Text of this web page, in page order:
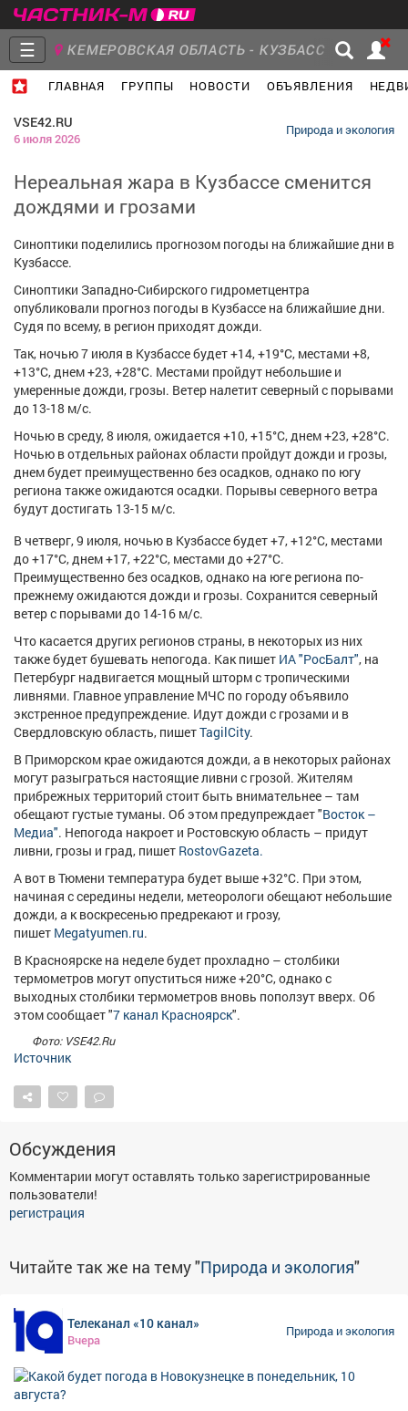
☰ КЕМЕРОВСКАЯ ОБЛАСТЬ - КУЗБАСС
ГЛАВНАЯ ГРУППЫ НОВОСТИ ОБЪЯВЛЕНИЯ
Объявления Недвижимость
Работа Транспорт Компании
Афиша
Товары
ТВ программа
VSE42.RU
6 июля 2026
Природа и экология
Нереальная жара в Кузбассе сменится
дождями и грозами
Синоптики поделились прогнозом погоды на ближайшие дни в
Кузбассе.
Синоптики Западно-Сибирского гидрометцентра
опубликовали прогноз погоды в Кузбассе на ближайшие дни.
Судя по всему, в регион приходят дожди.
Так, ночью 7 июля в Кузбассе будет +14, +19°С, местами +8,
+13°С, днем +23, +28°С. Местами пройдут небольшие и
умеренные дожди, грозы. Ветер налетит северный с порывами
до 13-18 м/с.
Ночью в среду, 8 июля, ожидается +10, +15°С, днем +23, +28°С.
Ночью в отдельных районах области пройдут дожди и грозы,
днем будет преимущественно без осадков, однако по югу
региона также ожидаются осадки. Порывы северного ветра
будут достигать 13-15 м/с.
В четверг, 9 июля, ночью в Кузбассе будет +7, +12°С, местами
до +17°С, днем +17, +22°С, местами до +27°С.
Преимущественно без осадков, однако на юге региона по-
прежнему ожидаются дожди и грозы. Сохранится северный
ветер с порывами до 14-16 м/с.
Что касается других регионов страны, в некоторых из них
также будет бушевать непогода. Как пишет ИА "РосБалт", на
Петербург надвигается мощный шторм с тропическими
ливнями. Главное управление МЧС по городу объявило
экстренное предупреждение. Идут дожди с грозами и в
Свердловскую область, пишетTagilCity.
В Приморском крае ожидаются дожди, а в некоторых районах
могут разыграться настоящие ливни с грозой. Жителям
прибрежных территорий стоит быть внимательнее – там
обещают густые туманы. Об этом предупреждает "Восток –
Медиа". Непогода накроет и Ростовскую область – придут
ливни, грозы и град, пишет RostovGazeta.
А вот в Тюмени температура будет выше +32°С. При этом,
начиная с середины недели, метеорологи обещают небольшие
дожди, а к воскресенью предрекают и грозу,
пишет Megatyumen.ru.
В Красноярске на неделе будет прохладно – столбики
термометров могут опуститься ниже +20°С, однако с
выходных столбики термометров вновь поползут вверх. Об
этом сообщает "7 канал Красноярск".
Фото: VSE42.Ru
Источник
Обсуждения
Комментарии могут оставлять только зарегистрированные
пользователи!
регистрация
Читайте так же на тему "Природа и экология"
Телеканал «10 канал»
Вчера
Природа и экология